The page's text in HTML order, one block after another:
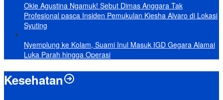
Okie Agustina Ngamuk! Sebut Dimas Anggara Tak
Profesional pasca Insiden Pemukulan Kiesha Alvaro di Lokasi
Syuting
Nyemplung ke Kolam, Suami Inul Masuk IGD Gegara Alamai
Luka Parah hingga Operasi
Kesehatan